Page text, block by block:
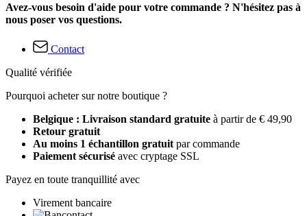
Avez-vous besoin d'aide pour votre commande ? N'hésitez pas à
nous poser vos questions.
Contact
Qualité vérifiée
Pourquoi acheter sur notre boutique ?
Belgique : Livraison standard gratuite à partir de € 49,90
Retour gratuit
Au moins 1 échantillon gratuit par commande
Paiement sécurisé avec cryptage SSL
Payez en toute tranquillité avec
Virement bancaire